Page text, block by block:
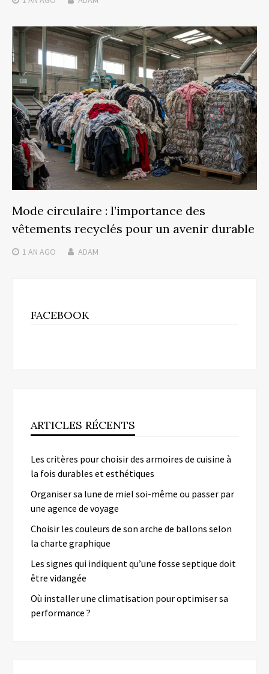
Mode circulaire : l’importance des
vêtements recyclés pour un avenir durable
1 AN AGO ADAM
FACEBOOK
ARTICLES RÉCENTS
Les critères pour choisir des armoires de cuisine à
la fois durables et esthétiques
Organiser sa lune de miel soi-même ou passer par
une agence de voyage
Choisir les couleurs de son arche de ballons selon
la charte graphique
Les signes qui indiquent qu’une fosse septique doit
être vidangée
Où installer une climatisation pour optimiser sa
performance ?